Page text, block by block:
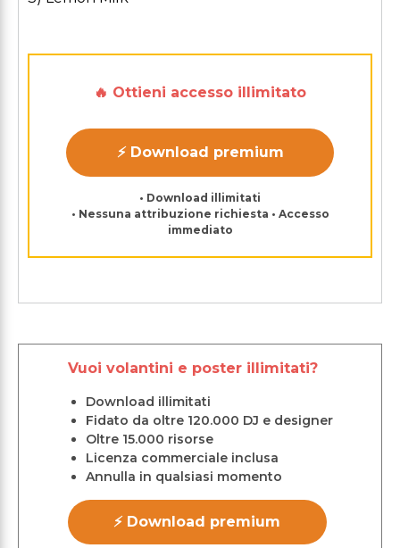
🔥 Ottieni accesso illimitato
⚡ Download premium
• Download illimitati
• Nessuna attribuzione richiesta • Accesso
immediato
Vuoi volantini e poster illimitati?
Download illimitati
Fidato da oltre 120.000 DJ e designer
Oltre 15.000 risorse
Licenza commerciale inclusa
Annulla in qualsiasi momento
⚡ Download premium